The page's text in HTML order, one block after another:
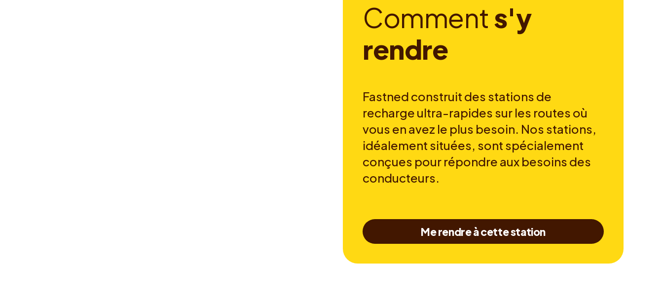
Comments'y
rendre
Fastned construit des stations de
recharge ultra-rapides sur les routes où
vous en avez le plus besoin. Nos stations,
idéalement situées, sont spécialement
conçues pour répondre aux besoins des
conducteurs.
Me rendre à cette station